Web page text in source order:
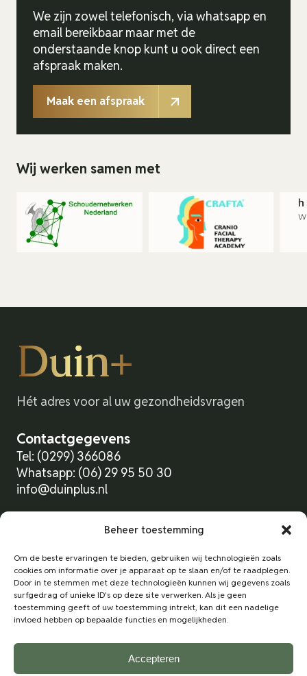
Beheer toestemming
Om de beste ervaringen te bieden, gebruiken wij technologieën zoals
cookies om informatie over je apparaat op te slaan en/of te raadplegen.
Door in te stemmen met deze technologieën kunnen wij gegevens zoals
surfgedrag of unieke ID's op deze site verwerken. Als je geen
toestemming geeft of uw toestemming intrekt, kan dit een nadelige
invloed hebben op bepaalde functies en mogelijkheden.
Accepteren
We zijn zowel telefonisch, via whatsapp en
email bereikbaar maar met de
onderstaande knop kunt u ook direct een
afspraak maken.
Maak een afspraak
Wij werken samen met
Hét adres voor al uw gezondheidsvragen
Contactgegevens
Tel: (0299) 366086
Whatsapp: (06) 29 95 50 30
info@duinplus.nl
1131 CK Volendam
Routebeschrijving
Hulp nodig?
Contact